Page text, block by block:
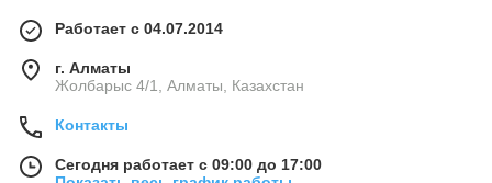
Работает с 04.07.2014
г. Алматы
Жолбарыс 4/1, Алматы, Казахстан
Контакты
Сегодня работает с 09:00 до 17:00